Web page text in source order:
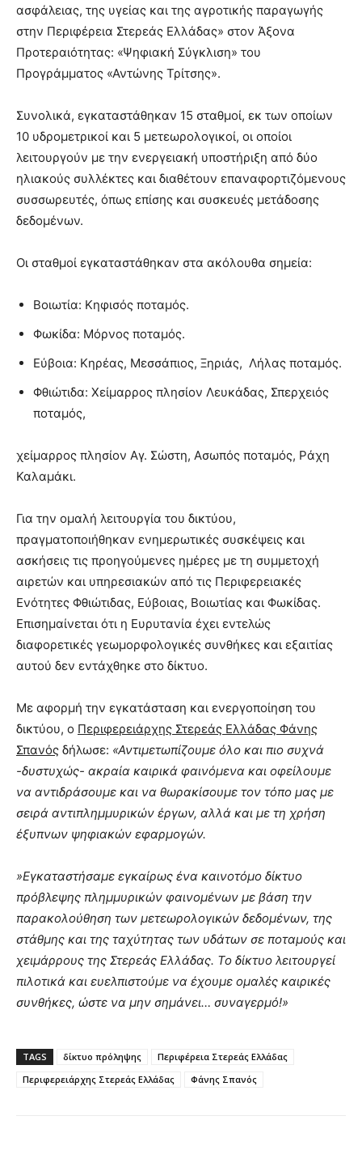
ασφάλειας, της υγείας και της αγροτικής παραγωγής
στην Περιφέρεια Στερεάς Ελλάδας» στον Άξονα
Προτεραιότητας: «Ψηφιακή Σύγκλιση» του
Προγράμματος «Αντώνης Τρίτσης».
Συνολικά, εγκαταστάθηκαν 15 σταθμοί, εκ των οποίων
10 υδρομετρικοί και 5 μετεωρολογικοί, οι οποίοι
λειτουργούν με την ενεργειακή υποστήριξη από δύο
ηλιακούς συλλέκτες και διαθέτουν επαναφορτιζόμενους
συσσωρευτές, όπως επίσης και συσκευές μετάδοσης
δεδομένων.
Οι σταθμοί εγκαταστάθηκαν στα ακόλουθα σημεία:
Βοιωτία: Κηφισός ποταμός.
Φωκίδα: Μόρνος ποταμός.
Εύβοια: Κηρέας, Μεσσάπιος, Ξηριάς, Λήλας ποταμός.
Φθιώτιδα: Χείμαρρος πλησίον Λευκάδας, Σπερχειός
ποταμός,
χείμαρρος πλησίον Αγ. Σώστη, Ασωπός ποταμός, Ράχη
Καλαμάκι.
Για την ομαλή λειτουργία του δικτύου,
πραγματοποιήθηκαν ενημερωτικές συσκέψεις και
ασκήσεις τις προηγούμενες ημέρες με τη συμμετοχή
αιρετών και υπηρεσιακών από τις Περιφερειακές
Ενότητες Φθιώτιδας, Εύβοιας, Βοιωτίας και Φωκίδας.
Επισημαίνεται ότι η Ευρυτανία έχει εντελώς
διαφορετικές γεωμορφολογικές συνθήκες και εξαιτίας
αυτού δεν εντάχθηκε στο δίκτυο.
Με αφορμή την εγκατάσταση και ενεργοποίηση του
δικτύου, ο Περιφερειάρχης Στερεάς Ελλάδας Φάνης
Σπανός δήλωσε: «Αντιμετωπίζουμε όλο και πιο συχνά
-δυστυχώς- ακραία καιρικά φαινόμενα και οφείλουμε
να αντιδράσουμε και να θωρακίσουμε τον τόπο μας με
σειρά αντιπλημμυρικών έργων, αλλά και με τη χρήση
έξυπνων ψηφιακών εφαρμογών.
»Εγκαταστήσαμε εγκαίρως ένα καινοτόμο δίκτυο
πρόβλεψης πλημμυρικών φαινομένων με βάση την
παρακολούθηση των μετεωρολογικών δεδομένων, της
στάθμης και της ταχύτητας των υδάτων σε ποταμούς και
χειμάρρους της Στερεάς Ελλάδας. Το δίκτυο λειτουργεί
πιλοτικά και ευελπιστούμε να έχουμε ομαλές καιρικές
συνθήκες, ώστε να μην σημάνει… συναγερμό!»
TAGS δίκτυο πρόληψης
Περιφέρεια Στερεάς Ελλάδας
Περιφερειάρχης Στερεάς Ελλάδας
Φάνης Σπανός